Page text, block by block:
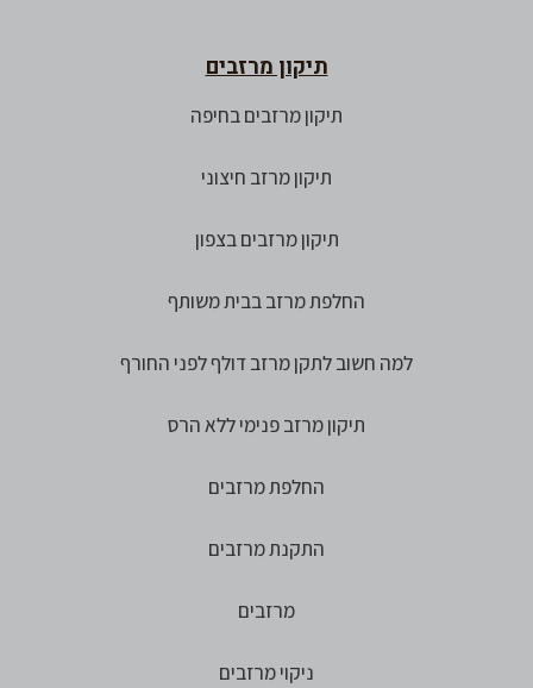
תיקון מרזבים
תיקון מרזבים בחיפה
תיקון מרזב חיצוני
תיקון מרזבים בצפון
החלפת מרזב בבית משותף
למה חשוב לתקן מרזב דולף לפני החורף
תיקון מרזב פנימי ללא הרס
החלפת מרזבים
התקנת מרזבים
מרזבים
ניקוי מרזבים